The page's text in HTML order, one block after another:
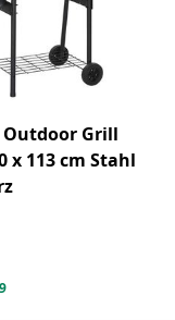
Outdoor Grill
x 113 cm Stahl